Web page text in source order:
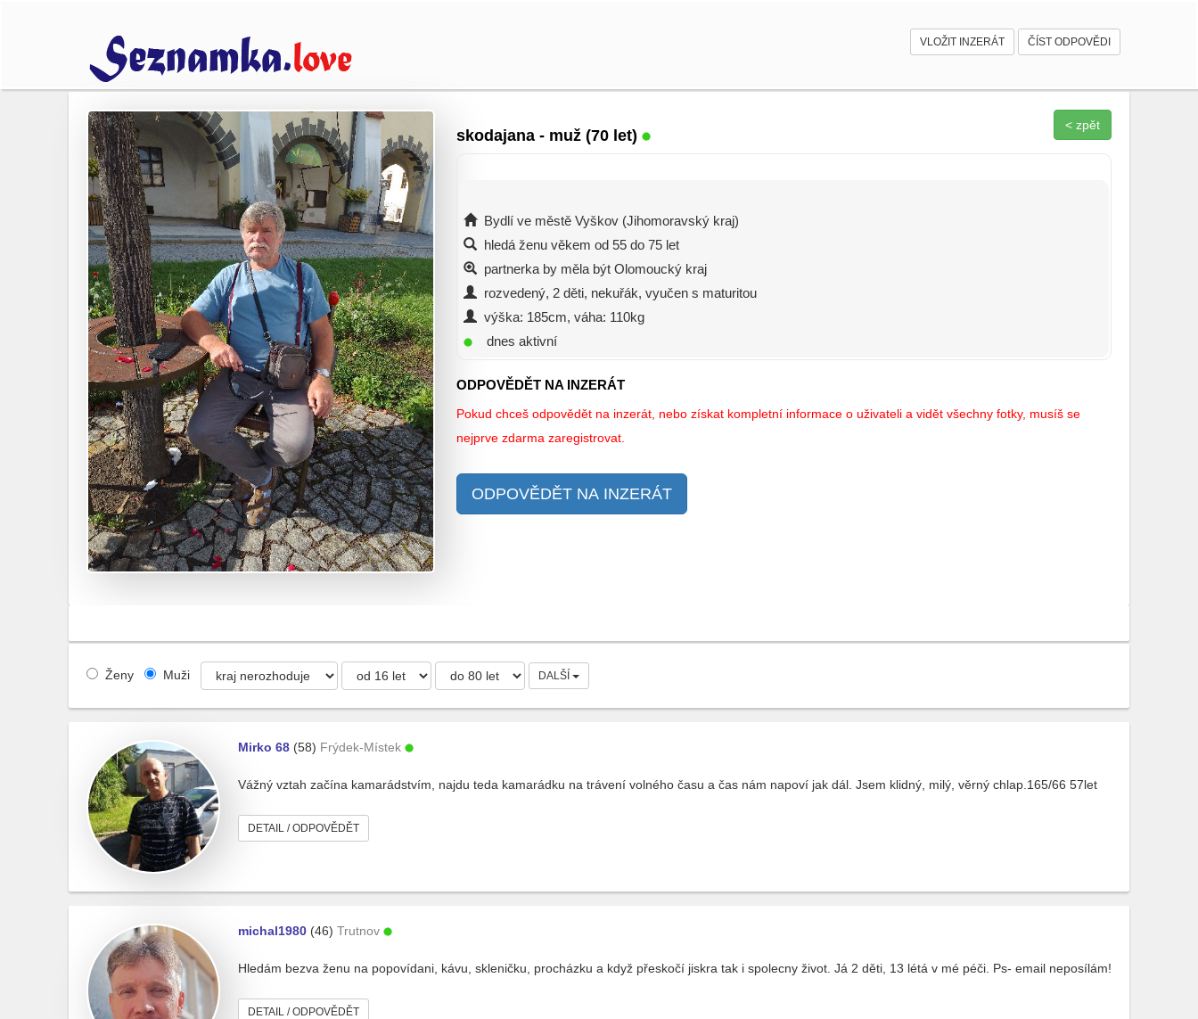
VLOŽIT INZERÁT ČÍST ODPOVĚDI
skodajana - muž (70 let)
< zpět
Bydlí ve městě Vyškov (Jihomoravský kraj)
hledá ženu věkem od 55 do 75 let
partnerka by měla být Olomoucký kraj
rozvedený, 2 děti, nekuřák, vyučen s maturitou
výška: 185cm, váha: 110kg
dnes aktivní
ODPOVĚDĚT NA INZERÁT
Pokud chceš odpovědět na inzerát, nebo získat kompletní informace o uživateli a vidět všechny fotky, musíš se
nejprve zdarma zaregistrovat.
ODPOVĚDĚT NA INZERÁT
Ženy Muži DALŠÍ
Mirko 68 (58) Frýdek-Místek
Vážný vztah začína kamarádstvím, najdu teda kamarádku na trávení volného času a čas nám napoví jak dál. Jsem klidný, milý, věrný chlap.165/66 57let
DETAIL / ODPOVĚDĚT
michal1980 (46) Trutnov
Hledám bezva ženu na popovídani, kávu, skleničku, procházku a když přeskočí jiskra tak i spolecny život. Já 2 děti, 13 létá v mé péči. Ps- email neposílám!
DETAIL / ODPOVĚDĚT